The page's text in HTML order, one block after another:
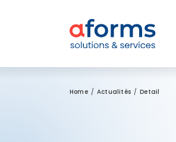
Home Actualités Detail